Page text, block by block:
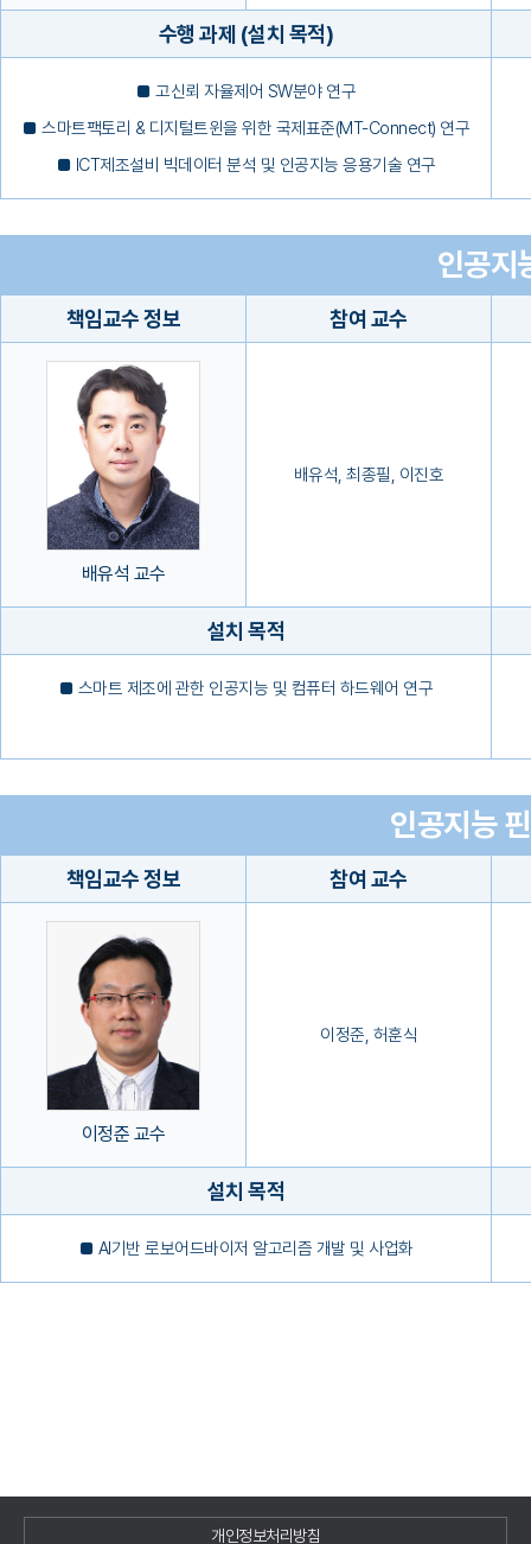
수행 과제 (설치 목적)
■ 고신뢰 자율제어 SW분야 연구
■ 스마트팩토리 & 디지털트윈을 위한 국제표준(MT-Connect) 연구
■ ICT제조설비 빅데이터 분석 및 인공지능 응용기술 연구
인공지
책임교수 정보 참여 교수
배유석 교수
배유석, 최종필, 이진호
설치 목적
■ 스마트 제조에 관한 인공지능 및 컴퓨터 하드웨어 연구
인공지능
책임교수 정보 참여 교수
이정준 교수
이정준, 허훈식
설치 목적
■ AI기반 로보어드바이저 알고리즘 개발 및 사업화
개인정보처리방침